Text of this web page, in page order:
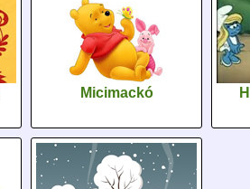
Micimackó